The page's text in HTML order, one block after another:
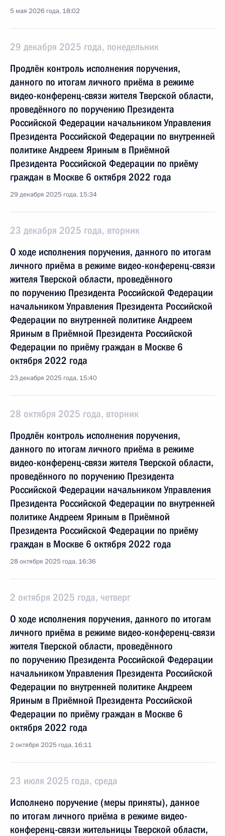
5 мая 2026 года, 18:02
29 декабря 2025 года, понедельник
Продлён контроль исполнения поручения,
данного по итогам личного приёма в режиме
видео-конференц-связи жителя Тверской области,
проведённого по поручению Президента
Российской Федерации начальником Управления
Президента Российской Федерации по внутренней
политике Андреем Яриным в Приёмной
Президента Российской Федерации по приёму
граждан в Москве 6 октября 2022 года
29 декабря 2025 года, 15:34
23 декабря 2025 года, вторник
О ходе исполнения поручения, данного по итогам
личного приёма в режиме видео-конференц-связи
жителя Тверской области, проведённого
по поручению Президента Российской Федерации
начальником Управления Президента Российской
Федерации по внутренней политике Андреем
Яриным в Приёмной Президента Российской
Федерации по приёму граждан в Москве 6
октября 2022 года
23 декабря 2025 года, 15:40
28 октября 2025 года, вторник
Продлён контроль исполнения поручения,
данного по итогам личного приёма в режиме
видео-конференц-связи жителя Тверской области,
проведённого по поручению Президента
Российской Федерации начальником Управления
Президента Российской Федерации по внутренней
политике Андреем Яриным в Приёмной
Президента Российской Федерации по приёму
граждан в Москве 6 октября 2022 года
28 октября 2025 года, 16:36
2 октября 2025 года, четверг
О ходе исполнения поручения, данного по итогам
личного приёма в режиме видео-конференц-связи
жителя Тверской области, проведённого
по поручению Президента Российской Федерации
начальником Управления Президента Российской
Федерации по внутренней политике Андреем
Яриным в Приёмной Президента Российской
Федерации по приёму граждан в Москве 6
октября 2022 года
2 октября 2025 года, 16:11
23 июля 2025 года, среда
Исполнено поручение (меры приняты), данное
по итогам личного приёма в режиме видео-
конференц-связи жительницы Тверской области,